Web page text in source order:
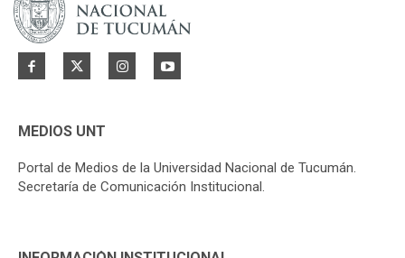
MEDIOS UNT
Portal de Medios de la Universidad Nacional de Tucumán.
Secretaría de Comunicación Institucional.